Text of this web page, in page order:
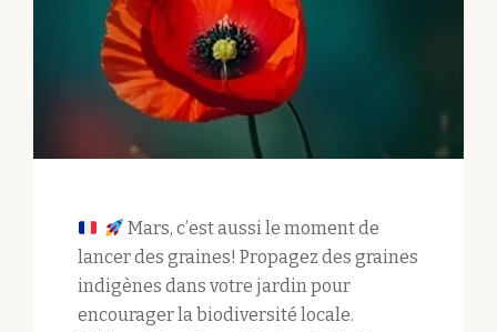
Mars, c’est aussi le moment de
lancer des graines! Propagez des graines
indigènes dans votre jardin pour
encourager la biodiversité locale.